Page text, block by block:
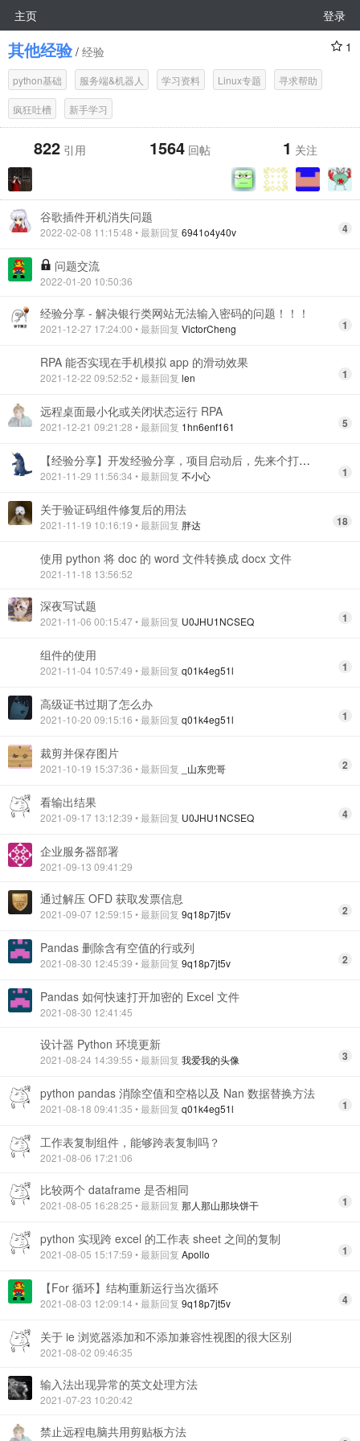
主页 登录
其他经验/ 经验 1
python基础 服务端&机器人 学习资料 Linux专题 寻求帮助
疯狂吐槽 新手学习
822 引用 1564 回帖 1 关注
谷歌插件开机消失问题
2022-02-08 11:15:48 • 最新回复 6941o4y40v 4
问题交流
2022-01-20 10:50:36
经验分享 - 解决银行类网站无法输入密码的问题！！！
2021-12-27 17:24:00 • 最新回复 VictorCheng 1
RPA 能否实现在手机模拟 app 的滑动效果
2021-12-22 09:52:52 • 最新回复 len 1
远程桌面最小化或关闭状态运行 RPA
2021-12-21 09:21:28 • 最新回复 1hn6enf161 5
【经验分享】开发经验分享，项目启动后，先来个打开桌面
2021-11-29 11:56:34 • 最新回复 不小心 1
关于验证码组件修复后的用法
2021-11-19 10:16:19 • 最新回复 胖达 18
使用 python 将 doc 的 word 文件转换成 docx 文件
2021-11-18 13:56:52
深夜写试题
2021-11-06 00:15:47 • 最新回复 U0JHU1NCSEQ 1
组件的使用
2021-11-04 10:57:49 • 最新回复 q01k4eg51l 1
高级证书过期了怎么办
2021-10-20 09:15:16 • 最新回复 q01k4eg51l 1
裁剪并保存图片
2021-10-19 15:37:36 • 最新回复 _山东兜哥 2
看输出结果
2021-09-17 13:12:39 • 最新回复 U0JHU1NCSEQ 4
企业服务器部署
2021-09-13 09:41:29
通过解压 OFD 获取发票信息
2021-09-07 12:59:15 • 最新回复 9q18p7jt5v 2
Pandas 删除含有空值的行或列
2021-08-30 12:45:39 • 最新回复 9q18p7jt5v 2
Pandas 如何快速打开加密的 Excel 文件
2021-08-30 12:41:45
设计器 Python 环境更新
2021-08-24 14:39:55 • 最新回复 我爱我的头像 3
python pandas 消除空值和空格以及 Nan 数据替换方法
2021-08-18 09:41:35 • 最新回复 q01k4eg51l 1
工作表复制组件，能够跨表复制吗？
2021-08-06 17:21:06
比较两个 dataframe 是否相同
2021-08-05 16:28:25 • 最新回复 那人那山那块饼干 1
python 实现跨 excel 的工作表 sheet 之间的复制
2021-08-05 15:17:59 • 最新回复 Apollo 1
【For 循环】结构重新运行当次循环
2021-08-03 12:09:14 • 最新回复 9q18p7jt5v 4
关于 ie 浏览器添加和不添加兼容性视图的很大区别
2021-08-02 09:46:35
输入法出现异常的英文处理方法
2021-07-23 10:20:42
禁止远程电脑共用剪贴板方法